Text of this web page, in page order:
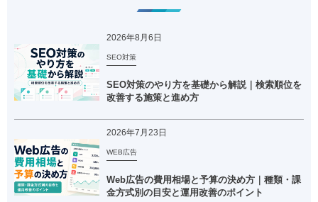
2026年8月6日
SEO対策
SEO対策のやり方を基礎から解説｜検索順位を
改善する施策と進め方
2026年7月23日
WEB広告
Web広告の費用相場と予算の決め方｜種類・課
金方式別の目安と運用改善のポイント